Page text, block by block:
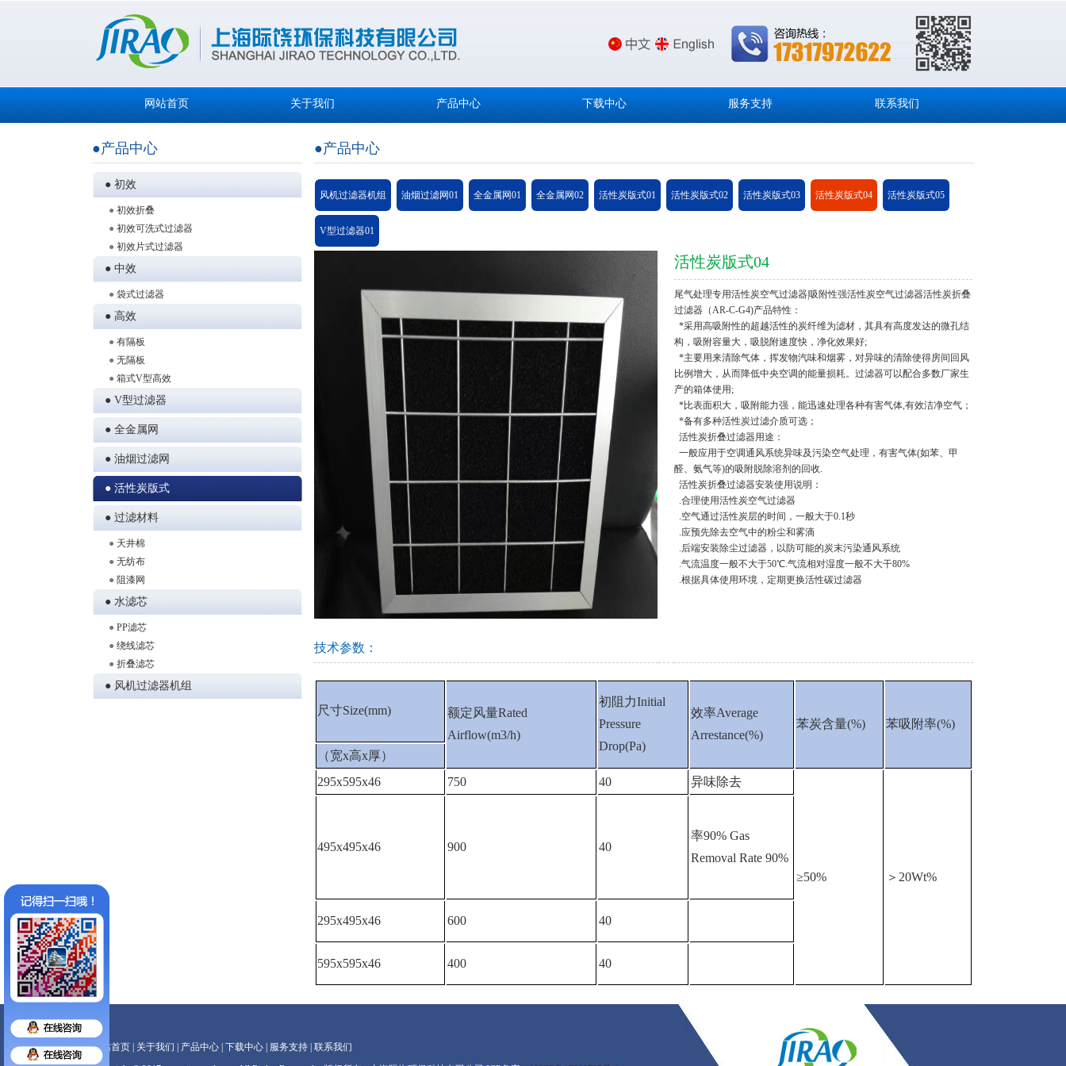
网站首页 关于我们 产品中心 下载中心 服务支持 联系我们
●产品中心
● 初效
● 初效折叠
● 初效可洗式过滤器
● 初效片式过滤器
● 中效
● 袋式过滤器
● 高效
● 有隔板
● 无隔板
● 箱式V型高效
● V型过滤器
● 全金属网
● 油烟过滤网
● 活性炭版式
● 过滤材料
● 天井棉
● 无纺布
● 阻漆网
● 水滤芯
● PP滤芯
● 绕线滤芯
● 折叠滤芯
● 风机过滤器机组
●产品中心
风机过滤器机组 油烟过滤网01 全金属网01 全金属网02 活性炭版式01 活性炭版式02 活性炭版式03 活性炭版式04 活性炭版式05
V型过滤器01
活性炭版式04
尾气处理专用活性炭空气过滤器|吸附性强活性炭空气过滤器活性炭折叠
过滤器（AR-C-G4)产品特性：
*采用高吸附性的超越活性的炭纤维为滤材，其具有高度发达的微孔结
构，吸附容量大，吸脱附速度快，净化效果好;
*主要用来清除气体，挥发物汽味和烟雾，对异味的清除使得房间回风
比例增大，从而降低中央空调的能量损耗。过滤器可以配合多数厂家生
产的箱体使用;
*比表面积大，吸附能力强，能迅速处理各种有害气体,有效洁净空气；
*备有多种活性炭过滤介质可选；
活性炭折叠过滤器用途：
一般应用于空调通风系统异味及污染空气处理，有害气体(如苯、甲
醛、氨气等)的吸附脱除溶剂的回收.
活性炭折叠过滤器安装使用说明：
.合理使用活性炭空气过滤器
.空气通过活性炭层的时间，一般大于0.1秒
.应预先除去空气中的粉尘和雾滴
.后端安装除尘过滤器，以防可能的炭末污染通风系统
.气流温度一般不大于50℃.气流相对湿度一般不大干80%
.根据具体使用环境，定期更换活性碳过滤器
技术参数：
尺寸Size(mm)
额定风量Rated
Airflow(m3/h)
初阻力Initial
Pressure
Drop(Pa)
效率Average
Arrestance(%)
苯炭含量(%) 苯吸附率(%)
（宽x高x厚）
295x595x46
750 40 异味除去
≥50% ＞20Wt%
495x495x46 900 40
率90% Gas
Removal Rate 90%
295x495x46 600 40
595x595x46 400 40
网站首页 关于我们 产品中心 下载中心 服务支持 联系我们